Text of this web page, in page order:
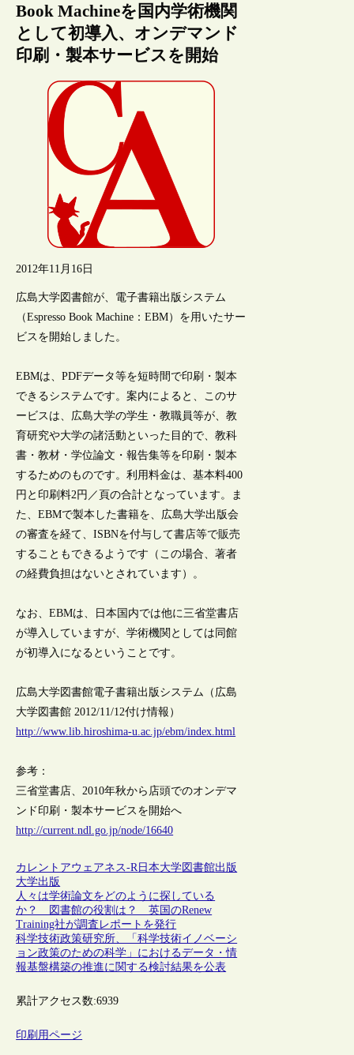
Book Machineを国内学術機関
として初導入、オンデマンド
印刷・製本サービスを開始
2012年11月16日
広島大学図書館が、電子書籍出版システム
（Espresso Book Machine：EBM）を用いたサー
ビスを開始しました。
EBMは、PDFデータ等を短時間で印刷・製本
できるシステムです。案内によると、このサ
ービスは、広島大学の学生・教職員等が、教
育研究や大学の諸活動といった目的で、教科
書・教材・学位論文・報告集等を印刷・製本
するためのものです。利用料金は、基本料400
円と印刷料2円／頁の合計となっています。ま
た、EBMで製本した書籍を、広島大学出版会
の審査を経て、ISBNを付与して書店等で販売
することもできるようです（この場合、著者
の経費負担はないとされています）。
なお、EBMは、日本国内では他に三省堂書店
が導入していますが、学術機関としては同館
が初導入になるということです。
広島大学図書館電子書籍出版システム（広島
大学図書館 2012/11/12付け情報）
http://www.lib.hiroshima-u.ac.jp/ebm/index.html
参考：
三省堂書店、2010年秋から店頭でのオンデマ
ンド印刷・製本サービスを開始へ
http://current.ndl.go.jp/node/16640
カレントアウェアネス-R 日本大学図書館出版
大学出版
人々は学術論文をどのように探している
か？ 図書館の役割は？ 英国のRenew
Training社が調査レポートを発行
科学技術政策研究所、「科学技術イノベーシ
ョン政策のための科学」におけるデータ・情
報基盤構築の推進に関する検討結果を公表
累計アクセス数:6939
印刷用ページ